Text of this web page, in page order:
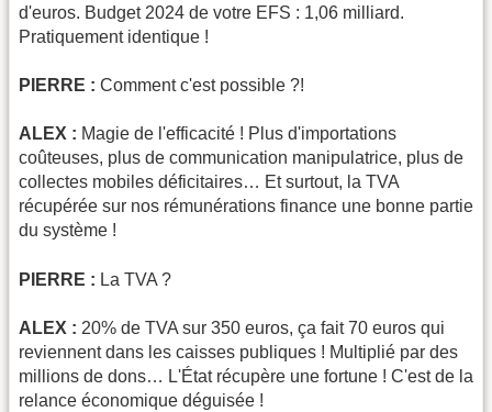
d'euros. Budget 2024 de votre EFS : 1,06 milliard.
Pratiquement identique !
PIERRE : Comment c'est possible ?!
ALEX : Magie de l'efficacité ! Plus d'importations
coûteuses, plus de communication manipulatrice, plus de
collectes mobiles déficitaires… Et surtout, la TVA
récupérée sur nos rémunérations finance une bonne partie
du système !
PIERRE : La TVA ?
ALEX : 20% de TVA sur 350 euros, ça fait 70 euros qui
reviennent dans les caisses publiques ! Multiplié par des
millions de dons… L'État récupère une fortune ! C'est de la
relance économique déguisée !